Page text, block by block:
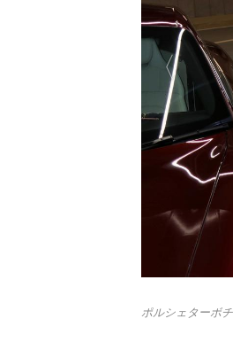
ポルシェターボ